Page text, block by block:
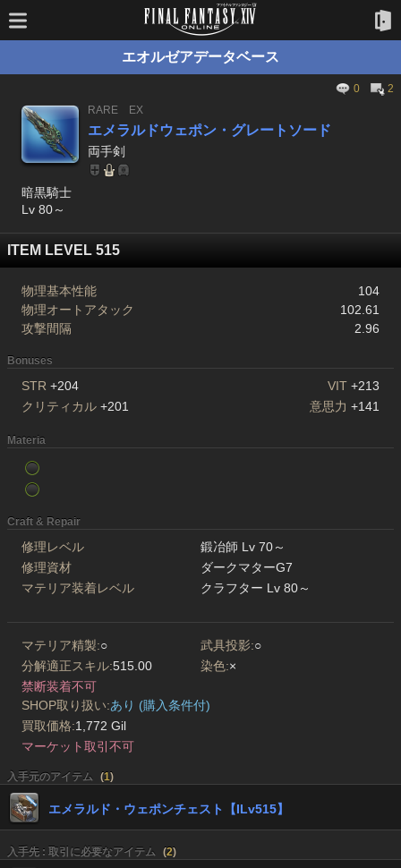
エオルゼアデータベース
0
2
RARE
EX
エメラルドウェポン・グレートソード
両手剣
暗黒騎士
Lv 80～
ITEM LEVEL 515
物理基本性能
104
物理オートアタック
102.61
攻撃間隔
2.96
Bonuses
STR +204 VIT +213
クリティカル +201 意思力 +141
Materia
Craft & Repair
修理レベル
鍛冶師 Lv 70～
修理資材
ダークマターG7
マテリア装着レベル
クラフター Lv 80～
マテリア精製:○ 武具投影:○
分解適正スキル:515.00 染色:×
禁断装着不可
SHOP取り扱い:あり (購入条件付)
買取価格:1,772 Gil
マーケット取引不可
入手元のアイテム (1)
エメラルド・ウェポンチェスト【ILv515】
入手先 : 取引に必要なアイテム (2)